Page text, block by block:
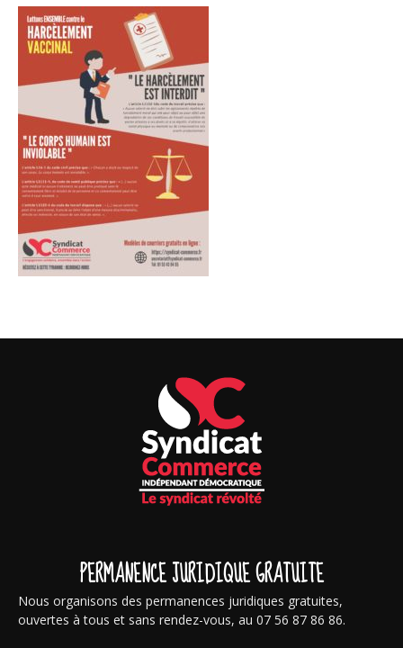
PERMANENCE JURIDIQUE GRATUITE
Nous organisons des permanences juridiques gratuites,
ouvertes à tous et sans rendez-vous, au 07 56 87 86 86.